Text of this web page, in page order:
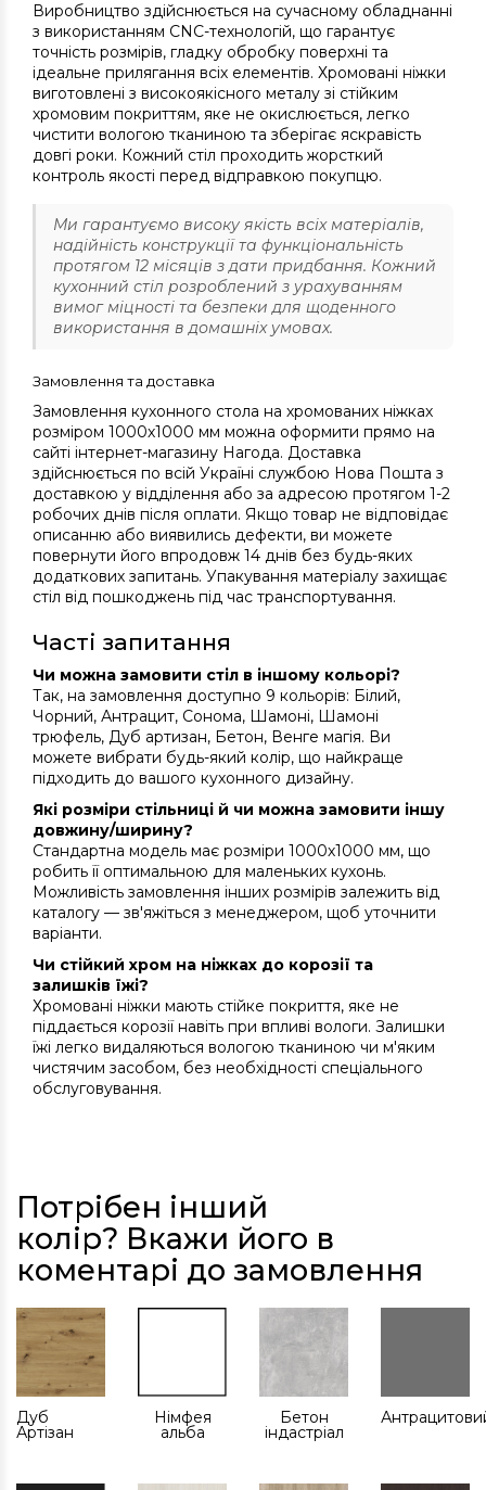
Виробництво здійснюється на сучасному обладнанні
з використанням CNC-технологій, що гарантує
точність розмірів, гладку обробку поверхні та
ідеальне прилягання всіх елементів. Хромовані ніжки
виготовлені з високоякісного металу зі стійким
хромовим покриттям, яке не окислюється, легко
чистити вологою тканиною та зберігає яскравість
довгі роки. Кожний стіл проходить жорсткий
контроль якості перед відправкою покупцю.
Ми гарантуємо високу якість всіх матеріалів,
надійність конструкції та функціональність
протягом 12 місяців з дати придбання. Кожний
кухонний стіл розроблений з урахуванням
вимог міцності та безпеки для щоденного
використання в домашніх умовах.
Замовлення та доставка
Замовлення кухонного стола на хромованих ніжках
розміром 1000х1000 мм можна оформити прямо на
сайті інтернет-магазину Нагода. Доставка
здійснюється по всій Україні службою Нова Пошта з
доставкою у відділення або за адресою протягом 1-2
робочих днів після оплати. Якщо товар не відповідає
описанню або виявились дефекти, ви можете
повернути його впродовж 14 днів без будь-яких
додаткових запитань. Упакування матеріалу захищає
стіл від пошкоджень під час транспортування.
Часті запитання
Чи можна замовити стіл в іншому кольорі?
Так, на замовлення доступно 9 кольорів: Білий,
Чорний, Антрацит, Сонома, Шамоні, Шамоні
трюфель, Дуб артизан, Бетон, Венге магія. Ви
можете вибрати будь-який колір, що найкраще
підходить до вашого кухонного дизайну.
Які розміри стільниці й чи можна замовити іншу
довжину/ширину?
Стандартна модель має розміри 1000х1000 мм, що
робить її оптимальною для маленьких кухонь.
Можливість замовлення інших розмірів залежить від
каталогу — зв'яжіться з менеджером, щоб уточнити
варіанти.
Чи стійкий хром на ніжках до корозії та
залишків їжі?
Хромовані ніжки мають стійке покриття, яке не
піддається корозії навіть при впливі вологи. Залишки
їжі легко видаляються вологою тканиною чи м'яким
чистячим засобом, без необхідності спеціального
обслуговування.
Потрібен інший
колір? Вкажи його в
коментарі до замовлення
Дуб
Артізан
Німфея
альба
Бетон
індастріал